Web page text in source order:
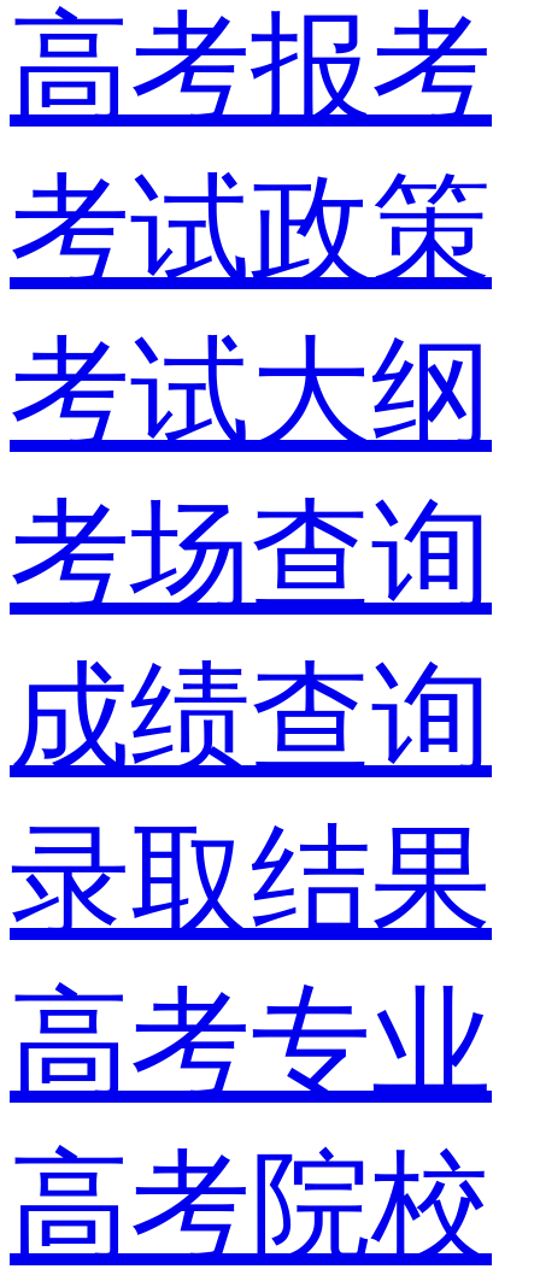
高考报考
考试政策
考试大纲
考场查询
成绩查询
录取结果
高考专业
高考院校